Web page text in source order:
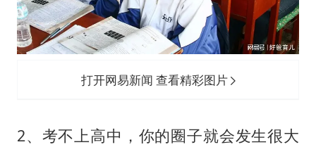
打开网易新闻 查看精彩图片
2、考不上高中，你的圈子就会发生很大